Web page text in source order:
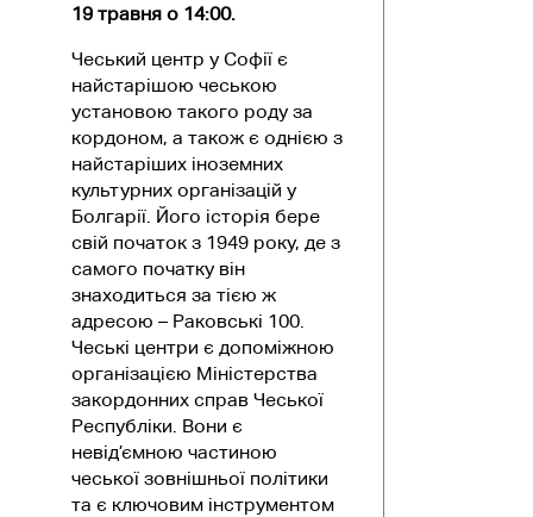
19 травня о 14:00.
Чеський центр у Софії є
найстарішою чеською
установою такого роду за
кордоном, а також є однією з
найстаріших іноземних
культурних організацій у
Болгарії. Його історія бере
свій початок з 1949 року, де з
самого початку він
знаходиться за тією ж
адресою – Раковські 100.
Чеські центри є допоміжною
організацією Міністерства
закордонних справ Чеської
Республіки. Вони є
невід’ємною частиною
чеської зовнішньої політики
та є ключовим інструментом